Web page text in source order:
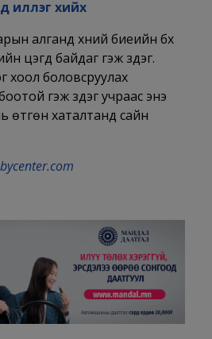
иллэг хийх
алганд хүний биеийн бүх
цэгүүд байдаг гэж үздэг.
хоол боловсруулах
гэж үздэг учраас энэ
өтгөн хаталтанд сайн